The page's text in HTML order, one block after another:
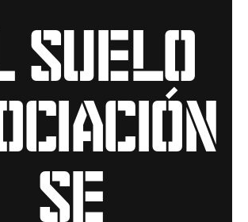
suelo
se